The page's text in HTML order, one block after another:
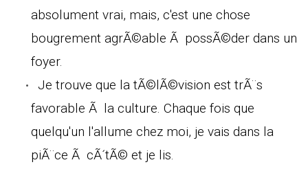
absolument vrai, mais, c'est une chose
bougrement agrÃ©able Ã possÃ©der dans un
foyer.
Je trouve que la tÃ©lÃ©vision est trÃ¨s
favorable Ã la culture. Chaque fois que
quelqu'un l'allume chez moi, je vais dans la
piÃ¨ce Ã cÃ´tÃ© et je lis.